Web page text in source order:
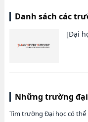
Danh sách các
[Đại
Những trường
Tìm trường Đại học có thể